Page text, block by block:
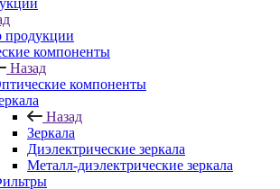
продукции
компоненты
Назад
компоненты
Назад
Зеркала
Диэлектрические зеркала
Металл-диэлектрические зеркала